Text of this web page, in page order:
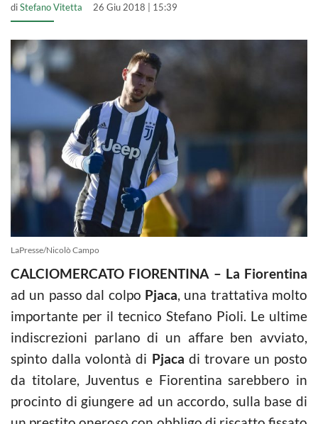
diStefano Vitetta 26 Giu 2018 | 15:39
LaPresse/Nicolò Campo
CALCIOMERCATO FIORENTINA – La Fiorentina
ad un passo dal colpo Pjaca, una trattativa molto
importante per il tecnico Stefano Pioli. Le ultime
indiscrezioni parlano di un affare ben avviato,
spinto dalla volontà di Pjaca di trovare un posto
da titolare, Juventus e Fiorentina sarebbero in
procinto di giungere ad un accordo, sulla base di